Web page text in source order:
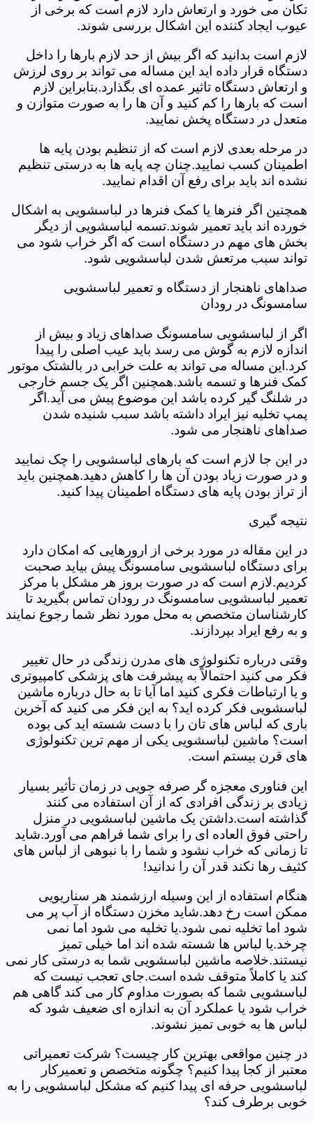
تکان می خورد و ارتعاش دارد لازم است که برخی از
عیوب ایجاد کننده این اشکال بررسی شوند.
لازم است بدانید که اگر بیش از حد لازم بارها را داخل
دستگاه قرار داده اید این مساله می تواند بر روی لرزش
و ارتعاش دستگاه تاثیر عمده ای بگذارد.بنابراین لازم
است که بارها را کم کنید و آن ها را به صورت متوازن و
متعدل در دستگاه پخش نمایید.
در مرحله بعدی لازم است که از تنظیم بودن پایه ها
اطمینان کسب نمایید.چنان چه پایه ها به درستی تنظیم
نشده اند باید برای رفع آن اقدام نمایید.
همچنین اگر فنرها یا کمک فنرها در لباسشویی به اشکال
خورده اند باید تعمیر شوند.تسمه لباسشویی از دیگر
بخش های مهم در دستگاه است که اگر خراب شود می
تواند سبب مرتعش شدن لباسشویی شود.
صداهای ناهنجار از دستگاه و تعمیر لباسشویی
سامسونگ در رودان
اگر از لباسشویی سامسونگ صداهای زیاد و بیش از
اندازه لازم به گوش می رسد باید عیب اصلی را پیدا
کرد.این مساله می تواند به علت خرابی در بالشتک موتور
کمک فنرها و تسمه باشد.همچنین اگر یک جسم خارجی
در شلنگ گیر کرده باشد این موضوع پیش می آید.اگر
پمپ تخلیه نیز ایراد داشته باشد سبب شنیده شدن
صداهای ناهنجار می شود.
در این جا لازم است که بارهای لباسشویی را چک نمایید
و در صورت زیاد بودن آن ها را کاهش دهید.همچنین باید
از تراز بودن پایه های دستگاه اطمینان پیدا کنید.
نتیجه گیری
در این مقاله در مورد برخی از ارورهایی که امکان دارد
برای دستگاه لباسشویی سامسونگ پیش بیاید صحبت
کردیم.لازم است که در صورت بروز هر مشکل با مرکز
تعمیر لباسشویی سامسونگ در رودان تماس بگیرید تا
کارشناسان متخصص به محل مورد نظر شما رجوع نمایند
و به رفع ایراد بپردازند.
وقتی درباره تکنولوژی های مدرن زندگی در حال تغییر
فکر می کنید احتمالاً به پیشرفت های پزشکی کامپیوتری
و یا ارتباطات فکری کنید اما آیا تا به حال درباره ماشین
لباسشویی فکر کرده اید؟ به این فکر می کنید که آخرین
باری که لباس های تان را با دست شسته اید کی بوده
است؟ ماشین لباسشویی یکی از مهم ترین تکنولوژی
های قرن بیستم است.
این فناوری معجزه گر صرفه جویی در زمان تأثیر بسیار
زیادی بر زندگی افرادی که از آن استفاده می کنند
گذاشته است.داشتن یک ماشین لباسشویی در منزل
راحتی فوق العاده ای را برای شما فراهم می آورد.شاید
تا زمانی که خراب نشود و شما را با نبوهی از لباس های
کثیف رها نکند قدر آن را ندانید!
هنگام استفاده از این وسیله ارزشمند هر سناریویی
ممکن است رخ دهد.شاید مخزن دستگاه از آب پر می
شود اما تخلیه نمی شود.یا تخلیه می شود اما نمی
چرخد.یا لباس ها شسته شده اند اما خیلی تمیز
نیستند.خلاصه ماشین لباسشویی شما به درستی کار نمی
کند یا کاملاً متوقف شده است.جای تعجب نیست که
لباسشویی شما که بصورت مداوم کار می کند گاهی هم
خراب شود یا عملکرد آن به اندازه ای ضعیف شود که
لباس ها به خوبی تمیز نشوند.
در چنین مواقعی بهترین کار چیست؟ شرکت تعمیراتی
معتبر از کجا پیدا کنیم؟ چگونه متخصص و تعمیرکار
لباسشویی حرفه ای پیدا کنیم که مشکل لباسشویی را به
خوبی برطرف کند؟